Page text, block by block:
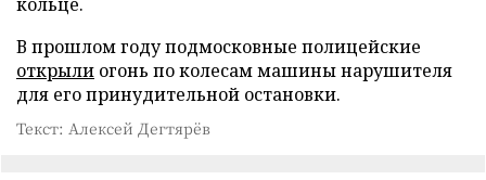
В прошлом году подмосковные полицейские
открыли огонь по колесам машины нарушителя
для его принудительной остановки.
Текст: Алексей Дегтярёв